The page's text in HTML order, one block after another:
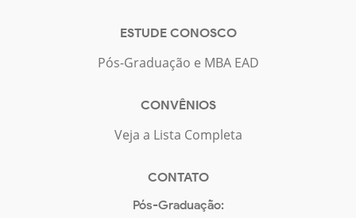
ESTUDE CONOSCO
Pós-Graduação e MBA EAD
CONVÊNIOS
Veja a Lista Completa
CONTATO
Pós-Graduação: